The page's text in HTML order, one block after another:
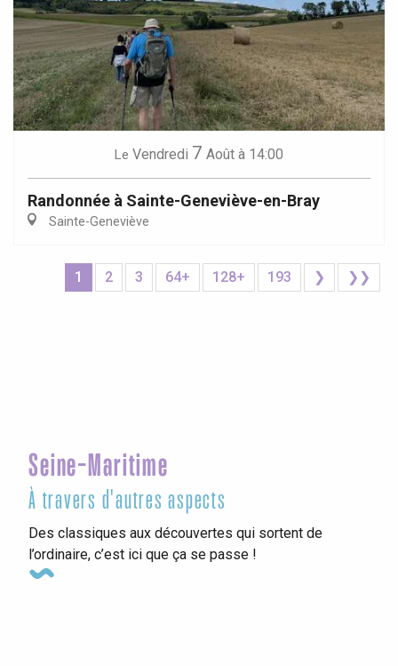
Le Vendredi 7 Août à 14:00
Randonnée à Sainte-Geneviève-en-Bray
Sainte-Geneviève
1 2 3 64+ 128+ 193 ❯ ❯❯
Seine-Maritime
À travers d'autres aspects
Des classiques aux découvertes qui sortent de
l’ordinaire, c’est ici que ça se passe !